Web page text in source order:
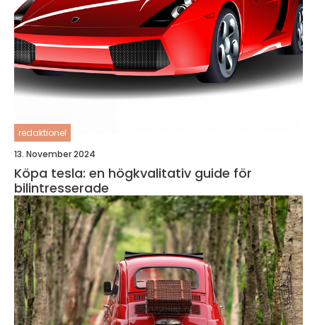
redaktionel
13. November 2024
Köpa tesla: en högkvalitativ guide för
bilintresserade